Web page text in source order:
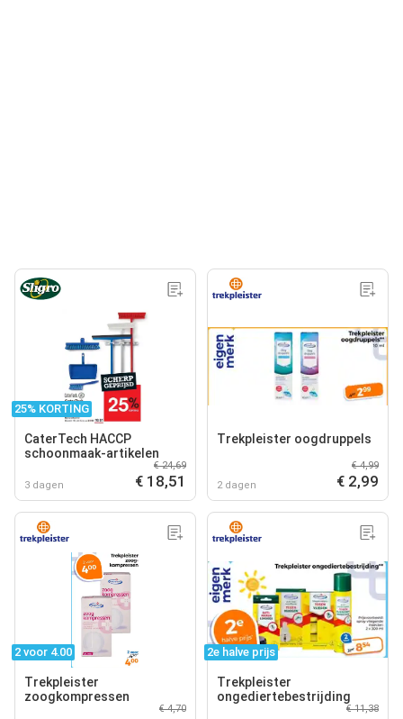
25% KORTING
CaterTech HACCP
schoonmaak-artikelen
3 dagen
€ 24,69
€ 18,51
Trekpleister oogdruppels
2 dagen
€ 4,99
€ 2,99
2 voor 4.00
Trekpleister
zoogkompressen
€ 4,70
2e halve prijs
Trekpleister
ongediertebestrijding
€ 11,38